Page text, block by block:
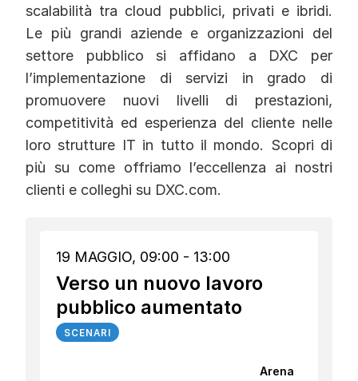
scalabilità tra cloud pubblici, privati e ibridi.
Le più grandi aziende e organizzazioni del
settore pubblico si affidano a DXC per
l’implementazione di servizi in grado di
promuovere nuovi livelli di prestazioni,
competitività ed esperienza del cliente nelle
loro strutture IT in tutto il mondo. Scopri di
più su come offriamo l’eccellenza ai nostri
clienti e colleghi su DXC.com.
19 MAGGIO, 09:00 - 13:00
Verso un nuovo lavoro
pubblico aumentato
SCENARI
Arena